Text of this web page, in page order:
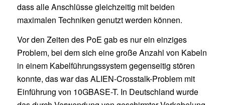
dass alle Anschlüsse gleichzeitig mit beiden
maximalen Techniken genutzt werden können.
Vor den Zeiten des PoE gab es nur ein einziges
Problem, bei dem sich eine große Anzahl von Kabeln
in einem Kabelführungssystem gegenseitig stören
konnte, das war das ALIEN-Crosstalk-Problem mit
Einführung von 10GBASE-T. In Deutschland wurde